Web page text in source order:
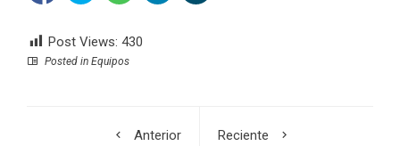
Post Views: 430
Posted in Equipos
Anterior
Reciente